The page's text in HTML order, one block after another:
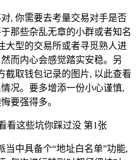
, 你需要去考量交易对手是否
那些杂乱无章的小群或者知名
大型的交易所或者寻觅熟人进
而内心会感觉踏实安稳。另
截取钱包记录的图片, 以此查看
况。要多增添一份小心谨慎,
要强得多。
当中具备个“地址白名单”功能,